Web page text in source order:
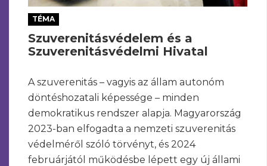
TÉMA
Szuverenitásvédelem és a
Szuverenitásvédelmi Hivatal
A szuverenitás – vagyis az állam autonóm
döntéshozatali képessége – minden
demokratikus rendszer alapja. Magyarország
2023-ban elfogadta a nemzeti szuverenitás
védelméről szóló törvényt, és 2024
februárjától működésbe lépett egy új állami